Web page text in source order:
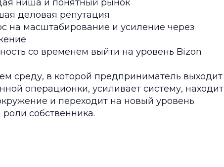
ниша и понятный рынок
деловая репутация
на масштабирование и усиление через
со временем выйти на уровень Bizon
среду, в которой предприниматель выходит
операционки, усиливает систему, находит
и переходит на новый уровень
роли собственника.